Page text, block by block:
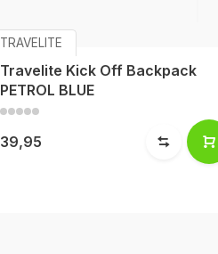
TRAVELITE
Travelite Kick Off Backpack
PETROL BLUE
39,95